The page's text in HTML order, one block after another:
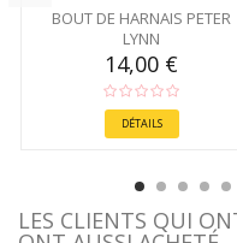
BOUT DE HARNAIS PETER
LYNN
14,00 €
DÉTAILS
LES CLIENTS QUI